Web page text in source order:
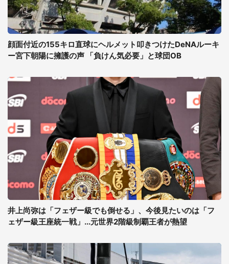
顔面付近の155キロ直球にヘルメット叩きつけたDeNAルーキ
ー宮下朝陽に擁護の声 「負けん気必要」と球団OB
井上尚弥は「フェザー級でも倒せる」、今後見たいのは「フ
ェザー級王座統一戦」...元世界2階級制覇王者が熱望